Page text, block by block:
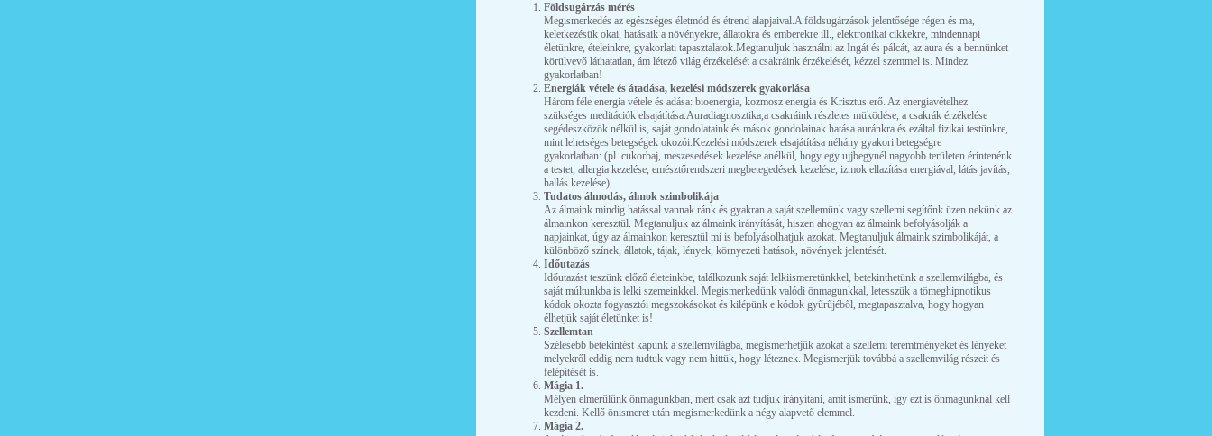
Földsugárzás mérés
Megismerkedés az egészséges életmód és étrend alapjaival.A földsugárzások jelentősége régen és ma,
keletkezésük okai, hatásaik a növényekre, állatokra és emberekre ill., elektronikai cikkekre, mindennapi
életünkre, ételeinkre, gyakorlati tapasztalatok.Megtanuljuk használni az Ingát és pálcát, az aura és a bennünket
körülvevő láthatatlan, ám létező világ érzékelését a csakráink érzékelését, kézzel szemmel is. Mindez
gyakorlatban!
Energiák vétele és átadása, kezelési módszerek gyakorlása
Három féle energia vétele és adása: bioenergia, kozmosz energia és Krisztus erő. Az energiavételhez
szükséges meditációk elsajátítása.Auradiagnosztika,a csakráink részletes müködése, a csakrák érzékelése
segédeszközök nélkül is, saját gondolataink és mások gondolainak hatása auránkra és ezáltal fizikai testünkre,
mint lehetséges betegségek okozói.Kezelési módszerek elsajátítása néhány gyakori betegségre
gyakorlatban: (pl. cukorbaj, meszesedések kezelése anélkül, hogy egy ujjbegynél nagyobb területen érintenénk
a testet, allergia kezelése, emésztőrendszeri megbetegedések kezelése, izmok ellazítása energiával, látás javítás,
hallás kezelése)
Tudatos álmodás, álmok szimbolikája
Az álmaink mindig hatással vannak ránk és gyakran a saját szellemünk vagy szellemi segítőnk üzen nekünk az
álmainkon keresztül. Megtanuljuk az álmaink irányítását, hiszen ahogyan az álmaink befolyásolják a
napjainkat, úgy az álmainkon keresztül mi is befolyásolhatjuk azokat. Megtanuljuk álmaink szimbolikáját, a
különböző színek, állatok, tájak, lények, környezeti hatások, növények jelentését.
Időutazás
Időutazást teszünk előző életeinkbe, találkozunk saját lelkiismeretünkkel, betekinthetünk a szellemvilágba, és
saját múltunkba is lelki szemeinkkel. Megismerkedünk valódi önmagunkkal, letesszük a tömeghipnotikus
kódok okozta fogyasztói megszokásokat és kilépünk e kódok gyűrűjéből, megtapasztalva, hogy hogyan
élhetjük saját életünket is!
Szellemtan
Szélesebb betekintést kapunk a szellemvilágba, megismerhetjük azokat a szellemi teremtményeket és lényeket
melyekről eddig nem tudtuk vagy nem hittük, hogy léteznek. Megismerjük továbbá a szellemvilág részeit és
felépítését is.
Mágia 1.
Mélyen elmerülünk önmagunkban, mert csak azt tudjuk irányítani, amit ismerünk, így ezt is önmagunknál kell
kezdeni. Kellő önismeret után megismerkedünk a négy alapvető elemmel.
Mágia 2.